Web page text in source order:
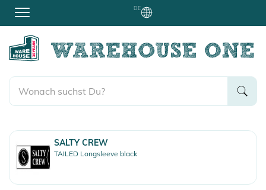
DE
SALTY CREW
TAILED Longsleeve black